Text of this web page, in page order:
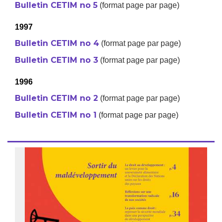
Bulletin CETIM no 5 (format page par page)
1997
Bulletin CETIM no 4 (format page par page)
Bulletin CETIM no 3 (format page par page)
1996
Bulletin CETIM no 2 (format page par page)
Bulletin CETIM no 1 (format page par page)